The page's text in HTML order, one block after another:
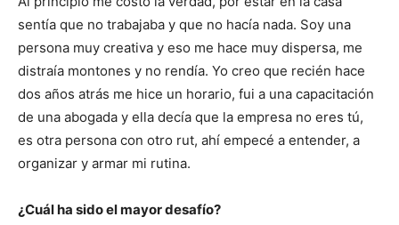
sentía que no trabajaba y que no hacía nada. Soy una
persona muy creativa y eso me hace muy dispersa, me
distraía montones y no rendía. Yo creo que recién hace
dos años atrás me hice un horario, fui a una capacitación
de una abogada y ella decía que la empresa no eres tú,
es otra persona con otro rut, ahí empecé a entender, a
organizar y armar mi rutina.
¿Cuál ha sido el mayor desafío?